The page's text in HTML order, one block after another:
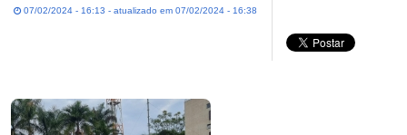
07/02/2024 - 16:13 - atualizado em 07/02/2024 - 16:38